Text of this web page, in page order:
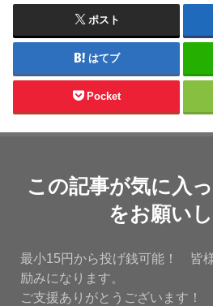
ポスト
はてブ
Pocket
この記事が気に入
をお願い
最小15円から投げ銭可能！ 皆様
励みになります。
ご支援ありがとうございます！